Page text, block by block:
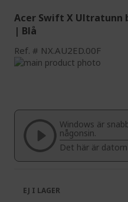
Acer Swift X Ultratunn
| Blå
Ref. NX.AU2ED.00F
Skip
of
images
gallery
beginning
the
images
gallery
Windows är
någonsin.
Det här är
EJ I LAGER